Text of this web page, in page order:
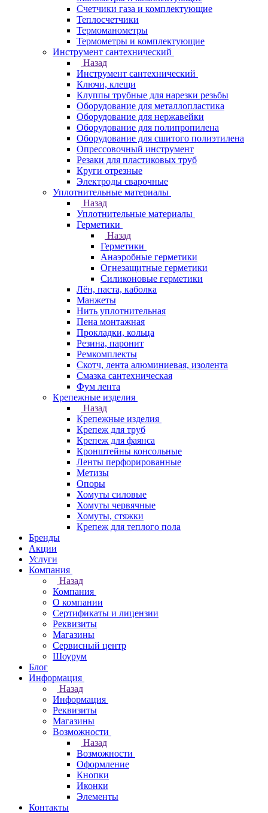
Счетчики газа и комплектующие
Теплосчетчики
Термоманометры
Термометры и комплектующие
Инструмент сантехнический
Назад
Инструмент сантехнический
Ключи, клещи
Клуппы трубные для нарезки резьбы
Оборудование для металлопластика
Оборудование для нержавейки
Оборудование для полипропилена
Оборудование для сшитого полиэтилена
Опрессовочный инструмент
Резаки для пластиковых труб
Круги отрезные
Электроды сварочные
Уплотнительные материалы
Назад
Уплотнительные материалы
Герметики
Назад
Герметики
Анаэробные герметики
Огнезащитные герметики
Силиконовые герметики
Лён, паста, каболка
Манжеты
Нить уплотнительная
Пена монтажная
Прокладки, кольца
Резина, паронит
Ремкомплекты
Скотч, лента алюминиевая, изолента
Смазка сантехническая
Фум лента
Крепежные изделия
Назад
Крепежные изделия
Крепеж для труб
Крепеж для фаянса
Кронштейны консольные
Ленты перфорированные
Метизы
Опоры
Хомуты силовые
Хомуты червячные
Хомуты, стяжки
Крепеж для теплого пола
Бренды
Акции
Услуги
Компания
Назад
Компания
О компании
Сертификаты и лицензии
Реквизиты
Магазины
Сервисный центр
Шоурум
Блог
Информация
Назад
Информация
Реквизиты
Магазины
Возможности
Назад
Возможности
Оформление
Кнопки
Иконки
Элементы
Контакты